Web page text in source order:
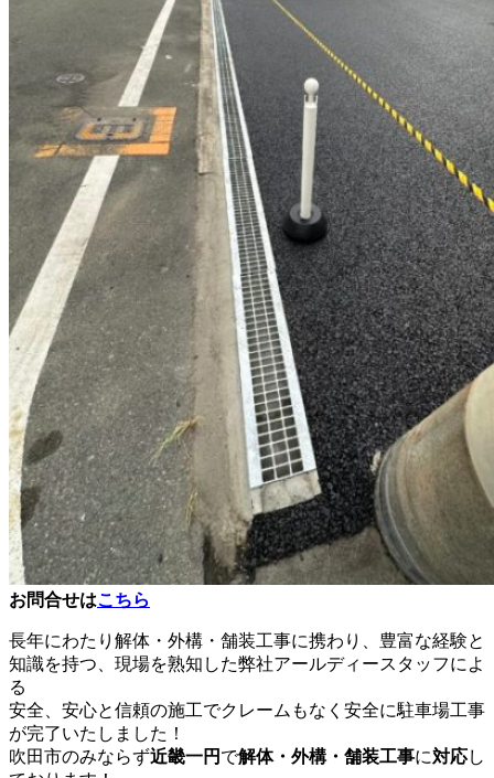
お問合せはこちら
長年にわたり解体・外構・舗装工事に携わり、豊富な経験と
知識を持つ、現場を熟知した弊社アールディースタッフによ
る
安全、安心と信頼の施工でクレームもなく安全に駐車場工事
が完了いたしました！
吹田市のみならず近畿一円 で解体・外構・舗装工事に対応し